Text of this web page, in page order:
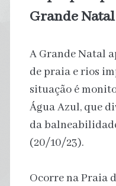
Grande Natal
A Grande Natal
de praia e rios
situação é
Água Azul, que
da
(20/10/23).
Ocorre na Praia